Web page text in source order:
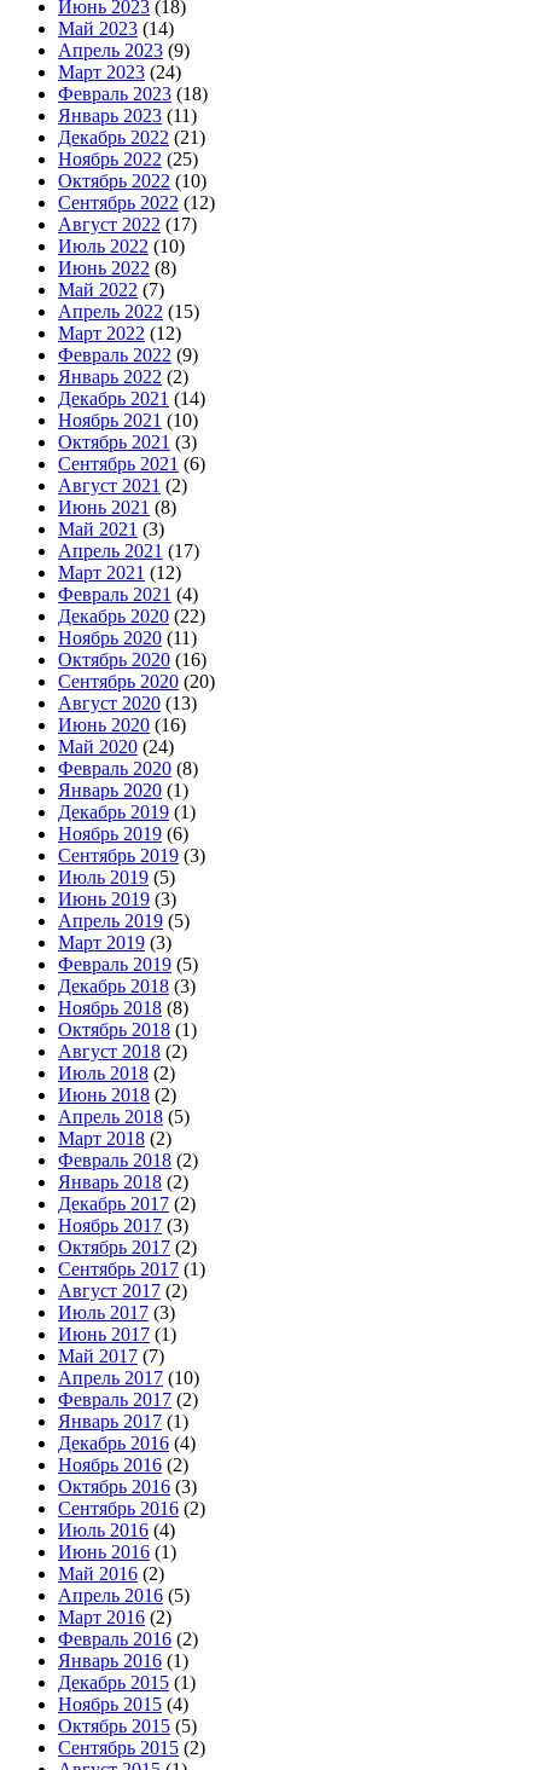
Июнь 2023 (18)
Май 2023 (14)
Апрель 2023 (9)
Март 2023 (24)
Февраль 2023 (18)
Январь 2023 (11)
Декабрь 2022 (21)
Ноябрь 2022 (25)
Октябрь 2022 (10)
Сентябрь 2022 (12)
Август 2022 (17)
Июль 2022 (10)
Июнь 2022 (8)
Май 2022 (7)
Апрель 2022 (15)
Март 2022 (12)
Февраль 2022 (9)
Январь 2022 (2)
Декабрь 2021 (14)
Ноябрь 2021 (10)
Октябрь 2021 (3)
Сентябрь 2021 (6)
Август 2021 (2)
Июнь 2021 (8)
Май 2021 (3)
Апрель 2021 (17)
Март 2021 (12)
Февраль 2021 (4)
Декабрь 2020 (22)
Ноябрь 2020 (11)
Октябрь 2020 (16)
Сентябрь 2020 (20)
Август 2020 (13)
Июнь 2020 (16)
Май 2020 (24)
Февраль 2020 (8)
Январь 2020 (1)
Декабрь 2019 (1)
Ноябрь 2019 (6)
Сентябрь 2019 (3)
Июль 2019 (5)
Июнь 2019 (3)
Апрель 2019 (5)
Март 2019 (3)
Февраль 2019 (5)
Декабрь 2018 (3)
Ноябрь 2018 (8)
Октябрь 2018 (1)
Август 2018 (2)
Июль 2018 (2)
Июнь 2018 (2)
Апрель 2018 (5)
Март 2018 (2)
Февраль 2018 (2)
Январь 2018 (2)
Декабрь 2017 (2)
Ноябрь 2017 (3)
Октябрь 2017 (2)
Сентябрь 2017 (1)
Август 2017 (2)
Июль 2017 (3)
Июнь 2017 (1)
Май 2017 (7)
Апрель 2017 (10)
Февраль 2017 (2)
Январь 2017 (1)
Декабрь 2016 (4)
Ноябрь 2016 (2)
Октябрь 2016 (3)
Сентябрь 2016 (2)
Июль 2016 (4)
Июнь 2016 (1)
Май 2016 (2)
Апрель 2016 (5)
Март 2016 (2)
Февраль 2016 (2)
Январь 2016 (1)
Декабрь 2015 (1)
Ноябрь 2015 (4)
Октябрь 2015 (5)
Сентябрь 2015 (2)